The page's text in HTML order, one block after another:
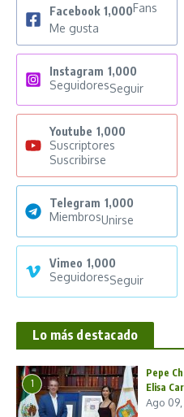
Facebook 1,000Fans
Me gusta
Instagram 1,000
SeguidoresSeguir
Youtube 1,000
Suscriptores
Suscribirse
Telegram 1,000
MiembrosUnirse
Vimeo 1,000
SeguidoresSeguir
Lo más destacado
1
Pepe
Elisa
Ago